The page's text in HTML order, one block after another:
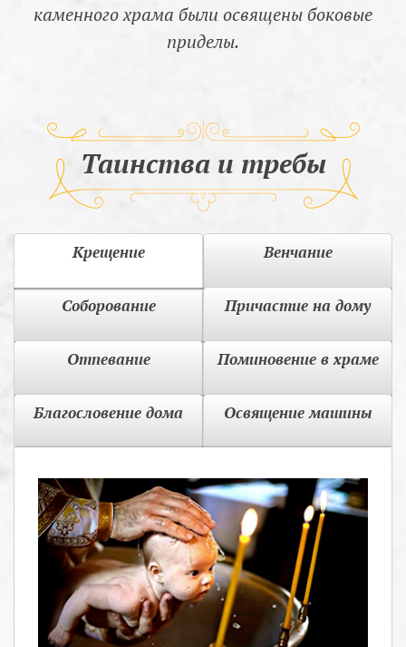
каменного храма были освящены боковые
приделы.
Таинства и требы
Крещение Венчание
Соборование Причастие на дому
Отпевание Поминовение в храме
Благословение дома Освящение машины